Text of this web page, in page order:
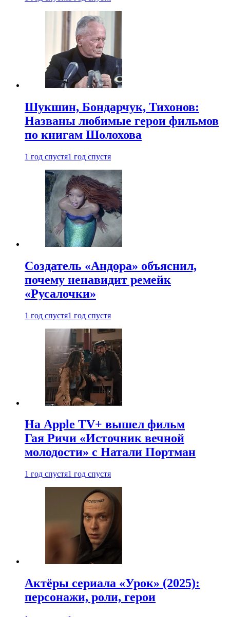
Шукшин, Бондарчук, Тихонов:
Названы любимые герои фильмов
по книгам Шолохова
1 год спустя1 год спустя
Создатель «Андора» объяснил,
почему ненавидит ремейк
«Русалочки»
1 год спустя1 год спустя
На Apple TV+ вышел фильм
Гая Ричи «Источник вечной
молодости» с Натали Портман
1 год спустя1 год спустя
Актёры сериала «Урок» (2025):
персонажи, роли, герои